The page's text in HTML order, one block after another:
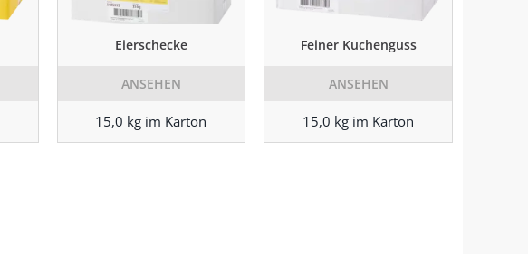
Eierschecke
ANSEHEN
15,0 kg im Karton
Feiner Kuchenguss
ANSEHEN
15,0 kg im Karton